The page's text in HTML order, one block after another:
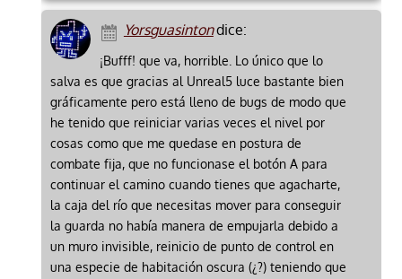
Yorsguasintondice:
¡Bufff! que va, horrible. Lo único que lo
salva es que gracias al Unreal5 luce bastante bien
gráficamente pero está lleno de bugs de modo que
he tenido que reiniciar varias veces el nivel por
cosas como que me quedase en postura de
combate fija, que no funcionase el botón A para
continuar el camino cuando tienes que agacharte,
la caja del río que necesitas mover para conseguir
la guarda no había manera de empujarla debido a
un muro invisible, reinicio de punto de control en
una especie de habitación oscura (¿?) teniendo que